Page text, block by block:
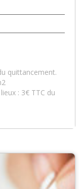
quittancement.
: 3€ TTC du